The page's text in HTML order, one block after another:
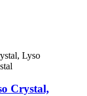
Crystal,